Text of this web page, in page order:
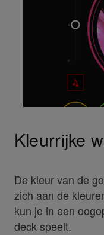
Kleurrijke
De kleur van de
zich aan de
kun je in een
deck speelt.